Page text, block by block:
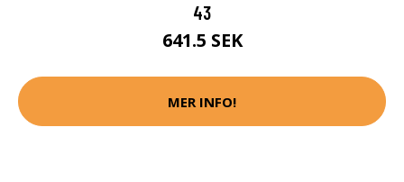
43
641.5 SEK
MER INFO!